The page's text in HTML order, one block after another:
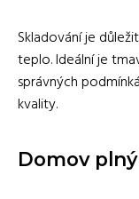
Skladování je
teplo. Ideální je
správných
kvality.
Domov